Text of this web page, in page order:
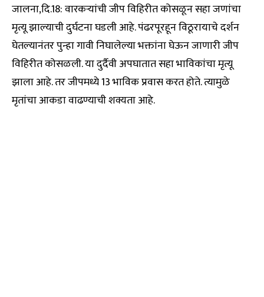
जालना,दि.18: वारकऱ्यांची जीप विहिरीत कोसळून सहा जणांचा
मृत्यू झाल्याची दुर्घटना घडली आहे. पंढरपूरहून विठूरायाचे दर्शन
घेतल्यानंतर पुन्हा गावी निघालेल्या भक्तांना घेऊन जाणारी जीप
विहिरीत कोसळली. या दुर्दैवी अपघातात सहा भाविकांचा मृत्यू
झाला आहे. तर जीपमध्ये 13 भाविक प्रवास करत होते. त्यामुळे
मृतांचा आकडा वाढण्याची शक्यता आहे.